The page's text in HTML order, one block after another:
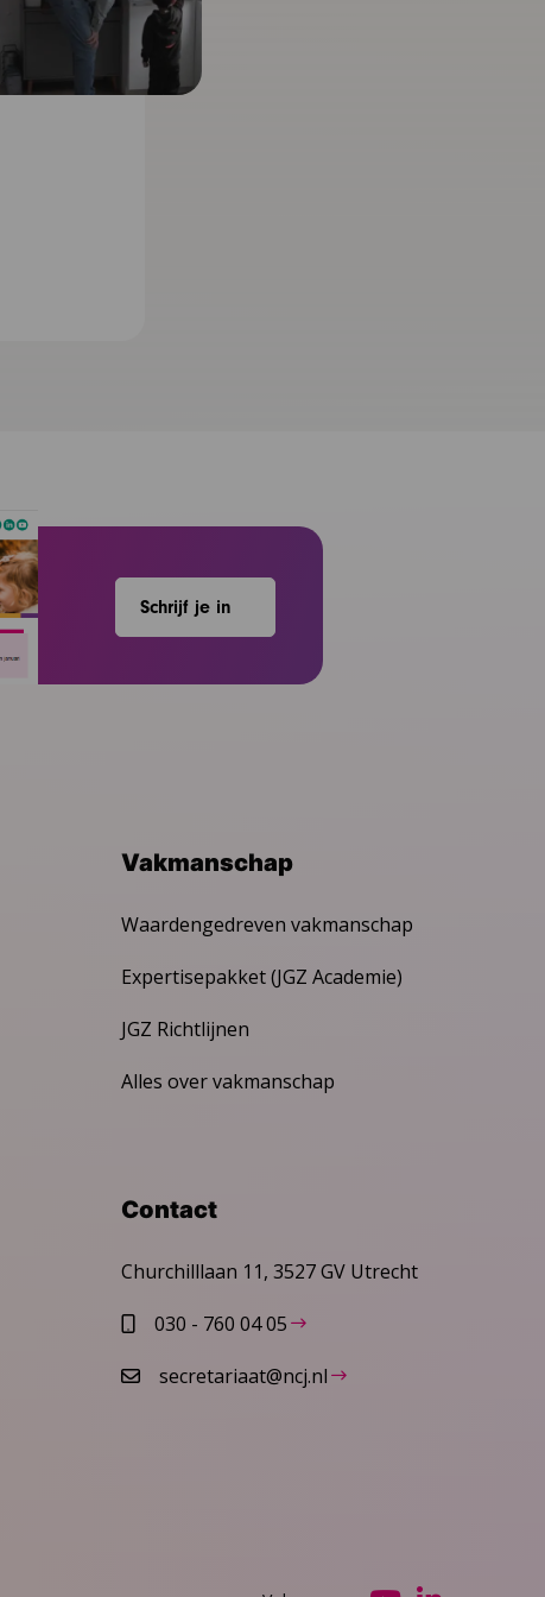
Schrijf je in
Vakmanschap
Waardengedreven vakmanschap
Expertisepakket (JGZ Academie)
JGZ Richtlijnen
Alles over vakmanschap
Contact
Churchilllaan 11, 3527 GV Utrecht
030 - 760 04 05
secretariaat@ncj.nl